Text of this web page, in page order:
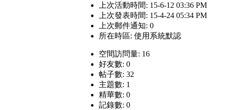
上次活動時間: 15-6-12 03:36 PM
上次發表時間: 15-4-24 05:34 PM
上次郵件通知: 0
所在時區: 使用系統默認
空間訪問量: 16
好友數: 0
帖子數: 32
主題數: 1
精華數: 0
記錄數: 0